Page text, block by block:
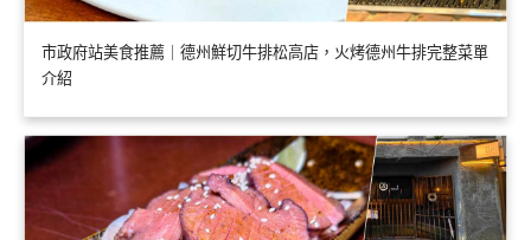
市政府站美食推薦｜德州鮮切牛排松高店，火烤德州牛排完整菜單
介紹